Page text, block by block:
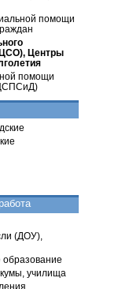
помощи
Центры
помощи
(ДОУ),
училища